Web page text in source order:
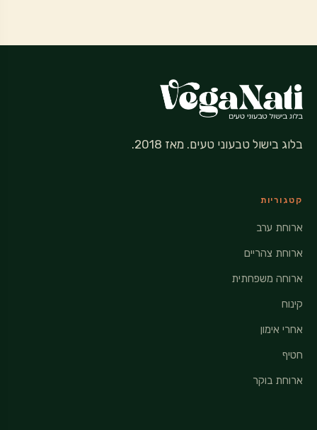
בלוג בישול טבעוני טעים. מאז 2018.
קטגוריות
ארוחת ערב
ארוחת צהריים
ארוחה משפחתית
קינוח
אחרי אימון
חטיף
ארוחת בוקר